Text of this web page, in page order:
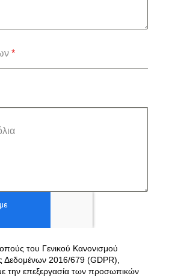
*
του Γενικού Κανονισμού
Δεδομένων 2016/679 (GDPR),
την επεξεργασία των προσωπικών